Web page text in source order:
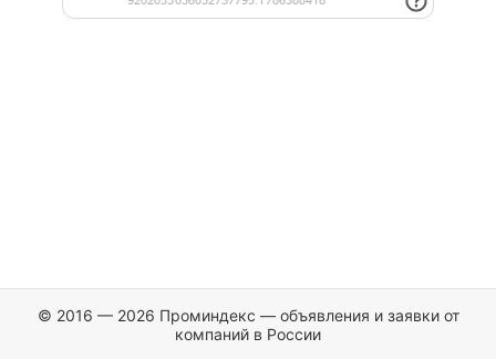
© 2016 — 2026 Проминдекс — объявления и заявки от
компаний в России